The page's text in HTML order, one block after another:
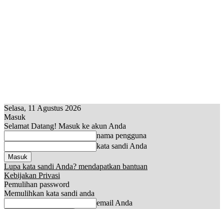
Selasa, 11 Agustus 2026
Masuk
Selamat Datang! Masuk ke akun Anda
nama pengguna
kata sandi Anda
Lupa kata sandi Anda? mendapatkan bantuan
Kebijakan Privasi
Pemulihan password
Memulihkan kata sandi anda
email Anda